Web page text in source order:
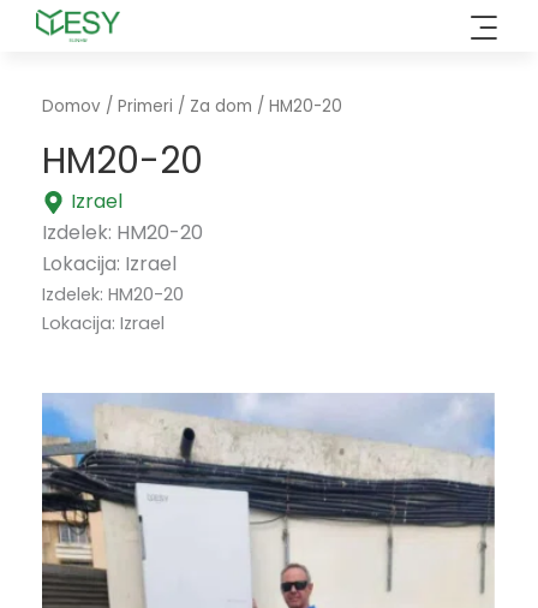
Preskoči
Domov / Primeri / Za dom / HM20-20
HM20-20
Izrael
Izdelek: HM20-20
Lokacija: Izrael
Izdelek: HM20-20
Lokacija: Izrael